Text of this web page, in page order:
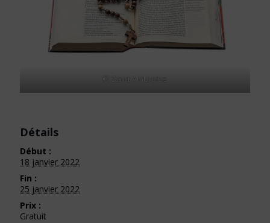
© Saint Ambroise
Détails
Début :
18 janvier 2022
Fin :
25 janvier 2022
Prix :
Gratuit